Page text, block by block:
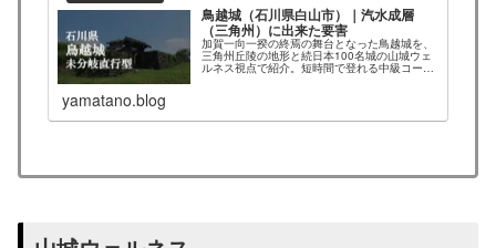
鳥越城（石川県白山市）｜汽水成層
（三角州）に出来た要害
加賀一向一揆の終焉の舞台となった鳥越城を、
三角州丘陵の地形と続日本100名城の山城ウェ
ルネス視点で紹介。短時間で登れる中級コース
で、復元城門・堀切・段々曲輪と手取川の絶景
yamatano.blog